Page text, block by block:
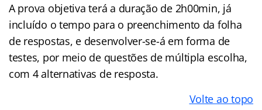
A prova objetiva terá a duração de 2h00min, já
incluído o tempo para o preenchimento da folha
de respostas, e desenvolver-se-á em forma de
testes, por meio de questões de múltipla escolha,
com 4 alternativas de resposta.
Volte ao topo